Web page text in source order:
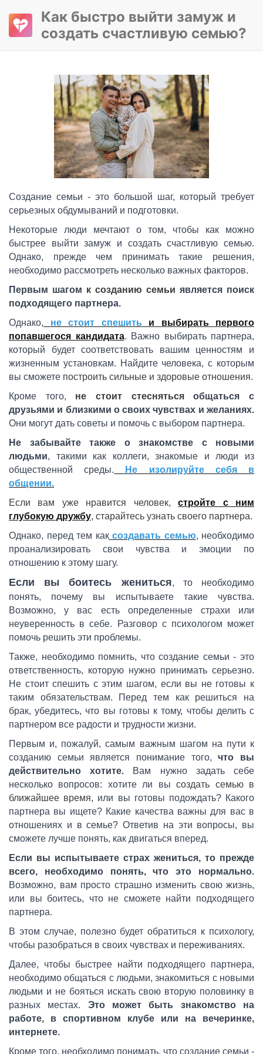
Как быстро выйти замуж и
создать счастливую семью?
Создание семьи - это большой шаг, который требует
серьезных обдумываний и подготовки.
Некоторые люди мечтают о том, чтобы как можно
быстрее выйти замуж и создать счастливую семью.
Однако, прежде чем принимать такие решения,
необходимо рассмотреть несколько важных факторов.
Первым шагом к созданию семьи является поиск
подходящего партнера.
Однако,
не стоит спешить и выбирать первого
попавшегося кандидата. Важно выбирать партнера,
который будет соответствовать вашим ценностям и
жизненным установкам. Найдите человека, с которым
вы сможете построить сильные и здоровые отношения.
Кроме того, не стоит стеснятьсяобщаться с
друзьями и близкими о своих чувствах и желаниях.
Они могут дать советы и помочь с выбором партнера.
Не забывайте также о знакомстве с новыми
людьми, такими как коллеги, знакомые и люди из
общественной среды. Не изолируйте себя в
общении.
Если вам уже нравится человек,стройте с ним
глубокую дружбу, старайтесь узнать своего партнера.
Однако, перед тем каксоздавать семью, необходимо
проанализировать свои чувства и эмоции по
отношению к этому шагу.
Если вы боитесь жениться, то необходимо
понять, почему вы испытываете такие чувства.
Возможно, у вас есть определенные страхи или
неуверенность в себе. Разговор с психологом может
помочь решить эти проблемы.
Также, необходимо помнить, что создание семьи - это
ответственность, которую нужно принимать серьезно.
Не стоит спешить с этим шагом, если вы не готовы к
таким обязательствам. Перед тем как решиться на
брак, убедитесь, что вы готовы к тому, чтобы делить с
партнером все радости и трудности жизни.
Первым и, пожалуй, самым важным шагом на пути к
созданию семьи является понимание того, что вы
действительно хотите. Вам нужно задать себе
несколько вопросов: хотите ли вы создать семью в
ближайшее время, или вы готовы подождать? Какого
партнера вы ищете? Какие качества важны для вас в
отношениях и в семье? Ответив на эти вопросы, вы
сможете лучше понять, как двигаться вперед.
Если вы испытываете страх жениться, то прежде
всего, необходимо понять, что это нормально.
Возможно, вам просто страшно изменить свою жизнь,
или вы боитесь, что не сможете найти подходящего
партнера.
В этом случае, полезно будет обратиться к психологу,
чтобы разобраться в своих чувствах и переживаниях.
Далее, чтобы быстрее найти подходящего партнера,
необходимо общаться с людьми, знакомиться с новыми
людьми и не бояться искать свою вторую половинку в
разных местах. Это может быть знакомство на
работе, в спортивном клубе или на вечеринке,
интернете.
Кроме того, необходимо понимать, что создание семьи -